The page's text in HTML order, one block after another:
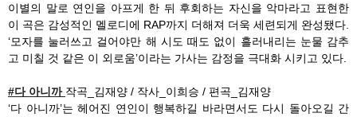
이별의 말로 연인을 아프게 한 뒤 후회하는 자신을 악마라고 표현한
이 곡은 감성적인 멜로디에 RAP까지 더해져 더욱 세련되게 완성됐다.
‘모자를 눌러쓰고 걸어야만 해 시도 때도 없이 흘러내리는 눈물 감추
고 미칠 것 같은 이 외로움’이라는 가사는 감정을 극대화 시키고 있다.
#다 아니까 작곡_김재양 / 작사_이희승 / 편곡_김재양
‘다 아니까’는 헤어진 연인이 행복하길 바라면서도 다시 돌아오길 간